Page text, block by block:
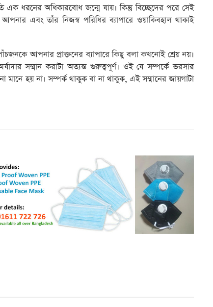
ধরনের অধিকারবোধ জন্মে যায়। কিন্তু বিচ্ছেদের পরে সেই
এবং তাঁর নিজস্ব পরিধির ব্যাপারে ওয়াকিবহাল থাকাই
আপনার প্রাক্তনের ব্যাপারে কিছু বলা কখনোই শ্রেয় নয়।
সম্মান করাটা অত্যন্ত গুরুত্বপূর্ণ। ওই যে সম্পর্কে ভরসার
হয় না। সম্পর্ক থাকুক বা না থাকুক, এই সম্মানের জায়গাটা